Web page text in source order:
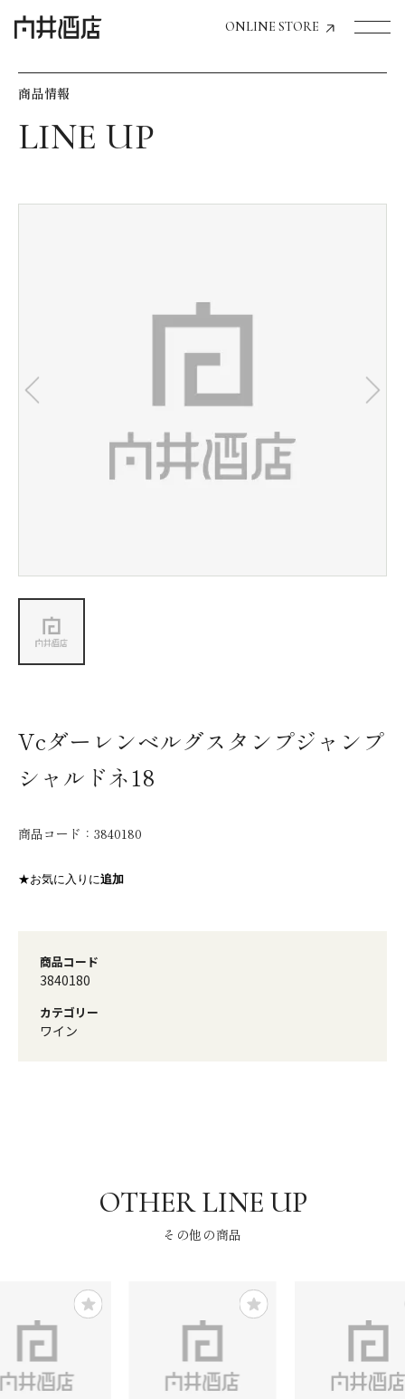
ONLINE STORE
飲食店経営のお客様
お気に入り機能の活用方法
会社情報
商品情報
Vcダーレンベルグスタンプジャンプ
シャルドネ18
商品コード： 3840180
★お気に入りに追加
商品コード
3840180
カテゴリー
ワイン
その他の商品